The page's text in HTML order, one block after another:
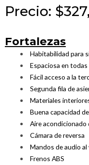
Precio:
Fortalezas
Habitabilidad para
Espaciosa en
Fácil acceso a la
Segunda fila de
Materiales
Buena capacidad
Aire acondicionado
Cámara de reversa
Mandos de audio
Frenos ABS